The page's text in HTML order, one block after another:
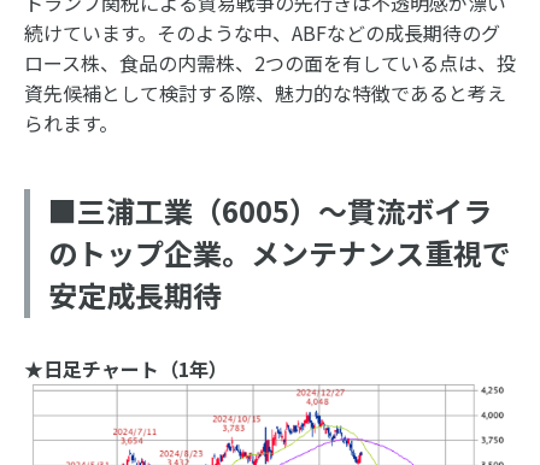
続けています。そのような中、ABFなどの成長期待のグ
ロース株、食品の内需株、2つの面を有している点は、投
資先候補として検討する際、魅力的な特徴であると考え
られます。
■三浦工業（6005）～貫流ボイラ
のトップ企業。メンテナンス重視で
安定成長期待
★日足チャート（1年）